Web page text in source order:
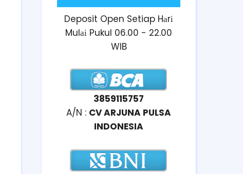
Deposit Open Setiap Hаrі
Mulаі Pukul 06.00 - 22.00
WIB
3859115757
A/N : CV ARJUNA PULSA
INDONESIA